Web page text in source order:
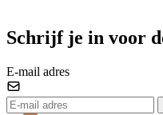
Schrijf je in voor
E-mail adres